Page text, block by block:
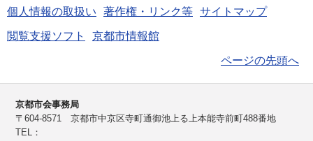
個人情報の取扱い 著作権・リンク等 サイトマップ
閲覧支援ソフト 京都市情報館
ページの先頭へ
京都市会事務局
〒604-8571 京都市中京区寺町通御池上る上本能寺前町488番地
TEL：